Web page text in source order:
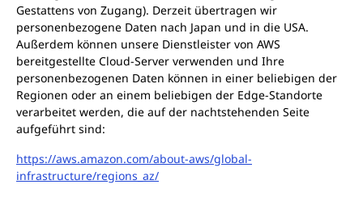
Gestattens von Zugang). Derzeit übertragen wir
personenbezogene Daten nach Japan und in die USA.
Außerdem können unsere Dienstleister von AWS
bereitgestellte Cloud-Server verwenden und Ihre
personenbezogenen Daten können in einer beliebigen der
Regionen oder an einem beliebigen der Edge-Standorte
verarbeitet werden, die auf der nachtstehenden Seite
aufgeführt sind:
https://aws.amazon.com/about-aws/global-
infrastructure/regions_az/